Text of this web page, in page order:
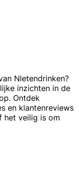
Nletendrinken?
inzichten in de
Ontdek
en klantenreviews
het veilig is om